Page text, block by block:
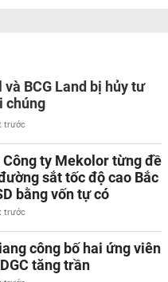
BCG Land bị hủy tư
chúng
trước
Công ty Mekolor từng đề
sắt tốc độ cao Bắc
bằng vốn tự có
trước
công bố hai ứng viên
tăng trần